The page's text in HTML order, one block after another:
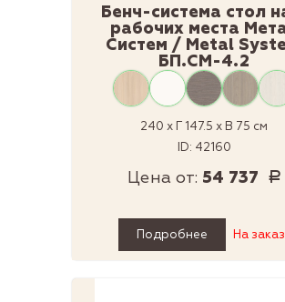
Бенч-система стол
рабочих места
Систем / Metal
БП.СМ-4.2
240 x Г 147.5 x В 75 см
ID: 42160
Цена от: 54 737 Р
Подробнее На заказ